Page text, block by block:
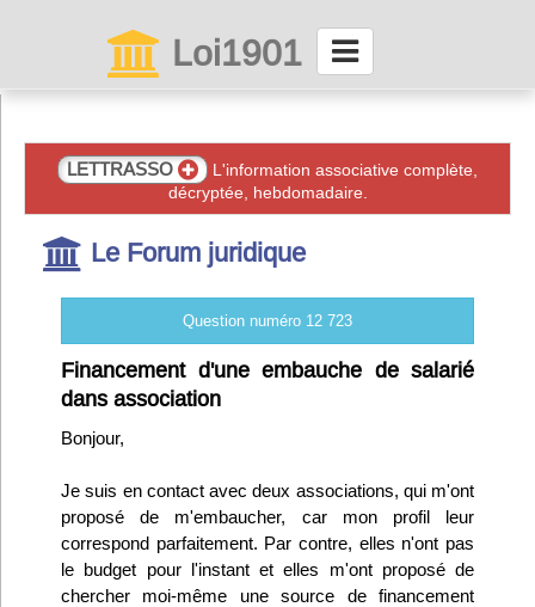
Loi1901
Connexion
Abonnez-vous à LettrAsso
Menu général
ServiceAsso
VieAsso
Infos
LETTRASSO
L'information associative complète,
décryptée, hebdomadaire.
Le Forum juridique
Question numéro 12 723
Financement d'une embauche de salarié
dans association
Bonjour,
Je suis en contact avec deux associations, qui m'ont
proposé de m'embaucher, car mon profil leur
correspond parfaitement. Par contre, elles n'ont pas
le budget pour l'instant et elles m'ont proposé de
chercher moi-même une source de financement